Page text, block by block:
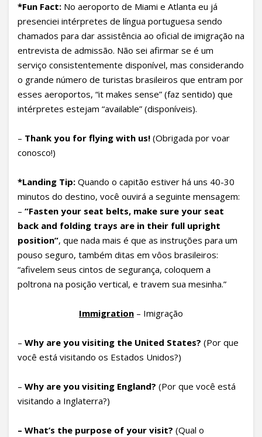
*Fun Fact: No aeroporto de Miami e Atlanta eu já
presenciei intérpretes de língua portuguesa sendo
chamados para dar assistência ao oficial de imigração na
entrevista de admissão. Não sei afirmar se é um
serviço consistentemente disponível, mas considerando
o grande número de turistas brasileiros que entram por
esses aeroportos, “it makes sense” (faz sentido) que
intérpretes estejam “available” (disponíveis).
– Thank you for flying with us! (Obrigada por voar
conosco!)
*Landing Tip: Quando o capitão estiver há uns 40-30
minutos do destino, você ouvirá a seguinte mensagem:
– “Fasten your seat belts, make sure your seat
back and folding trays are in their full upright
position”, que nada mais é que as instruções para um
pouso seguro, também ditas em vôos brasileiros:
“afivelem seus cintos de segurança, coloquem a
poltrona na posição vertical, e travem sua mesinha.”
Immigration – Imigração
– Why are you visiting the United States? (Por que
você está visitando os Estados Unidos?)
– Why are you visiting England? (Por que você está
visitando a Inglaterra?)
– What’s the purpose of your visit? (Qual o